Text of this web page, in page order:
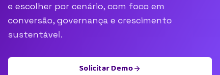
e escolher por cenário, com foco em
conversão, governança e crescimento
sustentável.
Solicitar Demo